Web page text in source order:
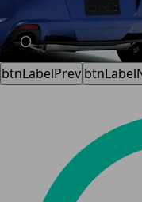
btnLabelPrev